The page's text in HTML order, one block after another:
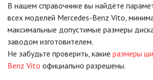
В нашем справочнике вы найдёте
всех моделей Mercedes-Benz Vito,
максимальные допустимые размеры
заводом изготовителем.
Не забудьте проверить, какие размеры
Benz Vito официально разрешены.